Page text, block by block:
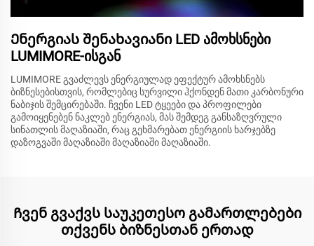
Ენერგიას შენახავიანი LED ამოხსნები
LUMIMORE-ისგან
LUMIMORE გვაძლევს ენერგიულად ეფექტურ ამოხსნებს
ბიზნესებისთვის, რომლებიც სურვილი ჰქონდენ მათი კარბონური
ნაბიჯის შემცირებაში. ჩვენი LED ტყეები და პროფილები
გამოიყენებენ ნაკლებ ენერგიას, მას შემდეგ განსაზღვრული
სინათლის მაღაზიაში, რაც გეხმარებათ ენერგიის ხარჯებზე
დაზოგვაში მაღაზიაში მაღაზიაში მაღაზიაში.
Ჩვენ გვაქვს საუკეთესო გამართლებები
თქვენს ბიზნესთან ერთად